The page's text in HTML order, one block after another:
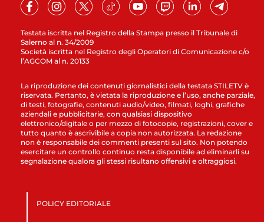
Testata iscritta nel Registro della Stampa presso il Tribunale di
Salerno al n. 34/2009
Società iscritta nel Registro degli Operatori di Comunicazione c/o
l’AGCOM al n. 20133
La riproduzione dei contenuti giornalistici della testata STILETV è
riservata. Pertanto, è vietata la riproduzione e l’uso, anche parziale,
di testi, fotografie, contenuti audio/video, filmati, loghi, grafiche
aziendali e pubblicitarie, con qualsiasi dispositivo
elettronico/digitale o per mezzo di fotocopie, registrazioni, cover e
tutto quanto è ascrivibile a copia non autorizzata. La redazione
non è responsabile dei commenti presenti sul sito. Non potendo
esercitare un controllo continuo resta disponibile ad eliminarli su
segnalazione qualora gli stessi risultano offensivi e oltraggiosi.
POLICY EDITORIALE